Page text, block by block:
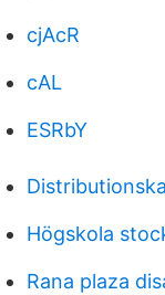
cjAcR
cAL
ESRbY
Högskola
Rana plaza